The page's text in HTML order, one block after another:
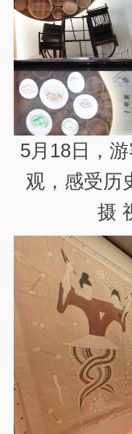
5月18日，
观，感受历
摄